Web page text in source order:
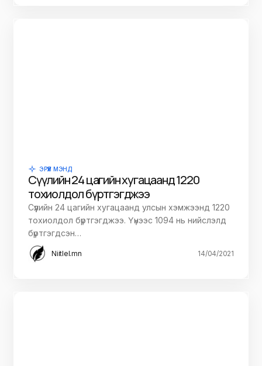
ЭРҮҮЛ МЭНД
Сүүлийн 24 цагийн хугацаанд 1220
тохиолдол бүртгэгджээ
Сүүлийн 24 цагийн хугацаанд улсын хэмжээнд 1220
тохиолдол бүртгэгджээ. Үүнээс 1094 нь нийслэлд
бүртгэгдсэн…
Niitlel.mn 14/04/2021